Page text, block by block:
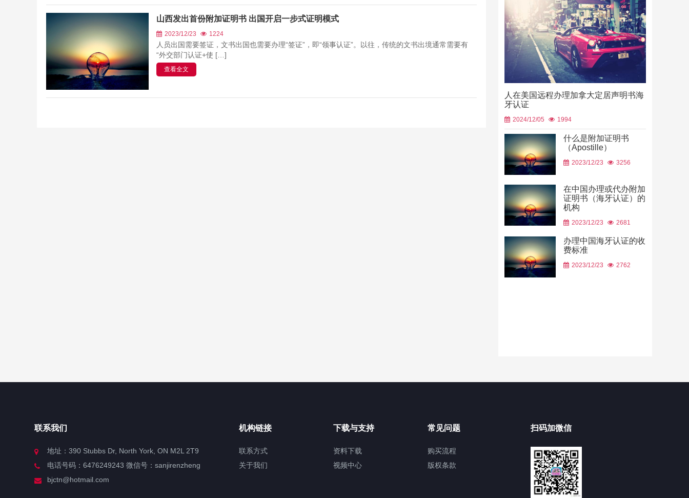
山西发出首份附加证明书 出国开启一步式证明模式
2023/12/23 1224
人员出国需要签证，文书出国也需要办理“签证”，即“领事认证”。以往，传统的文书出境通常需要有
“外交部门认证+使 […]
查看全文
人在美国远程办理加拿大定居声明书海
牙认证
2024/12/05 1994
什么是附加证明书
（Apostille）
2023/12/23 3256
在中国办理或代办附加
证明书（海牙认证）的
机构
2023/12/23 2681
办理中国海牙认证的收
费标准
2023/12/23 2762
联系我们
地址：390 Stubbs Dr, North York, ON M2L 2T9
电话号码：6476249243 微信号：sanjirenzheng
bjctn@hotmail.com
机构链接
联系方式
关于我们
下载与支持
资料下载
视频中心
常见问题
购买流程
版权条款
扫码加微信